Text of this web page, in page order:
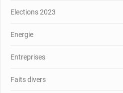
Elections 2023
Energie
Entreprises
Faits divers